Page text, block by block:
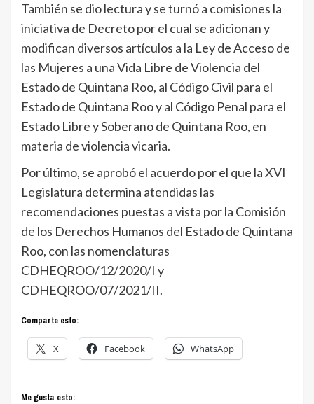
También se dio lectura y se turnó a comisiones la
iniciativa de Decreto por el cual se adicionan y
modifican diversos artículos a la Ley de Acceso de
las Mujeres a una Vida Libre de Violencia del
Estado de Quintana Roo, al Código Civil para el
Estado de Quintana Roo y al Código Penal para el
Estado Libre y Soberano de Quintana Roo, en
materia de violencia vicaria.
Por último, se aprobó el acuerdo por el que la XVI
Legislatura determina atendidas las
recomendaciones puestas a vista por la Comisión
de los Derechos Humanos del Estado de Quintana
Roo, con las nomenclaturas
CDHEQROO/12/2020/I y
CDHEQROO/07/2021/II.
Comparte esto:
X Facebook WhatsApp
Me gusta esto: